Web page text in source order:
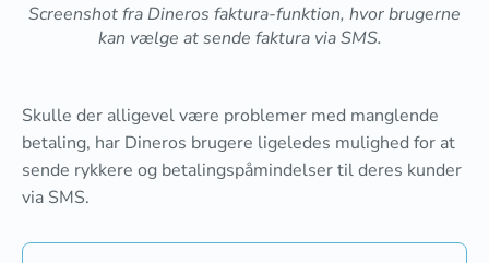
Screenshot fra Dineros faktura-funktion, hvor brugerne
kan vælge at sende faktura via SMS.
Skulle der alligevel være problemer med manglende
betaling, har Dineros brugere ligeledes mulighed for at
sende rykkere og betalingspåmindelser til deres kunder
via SMS.